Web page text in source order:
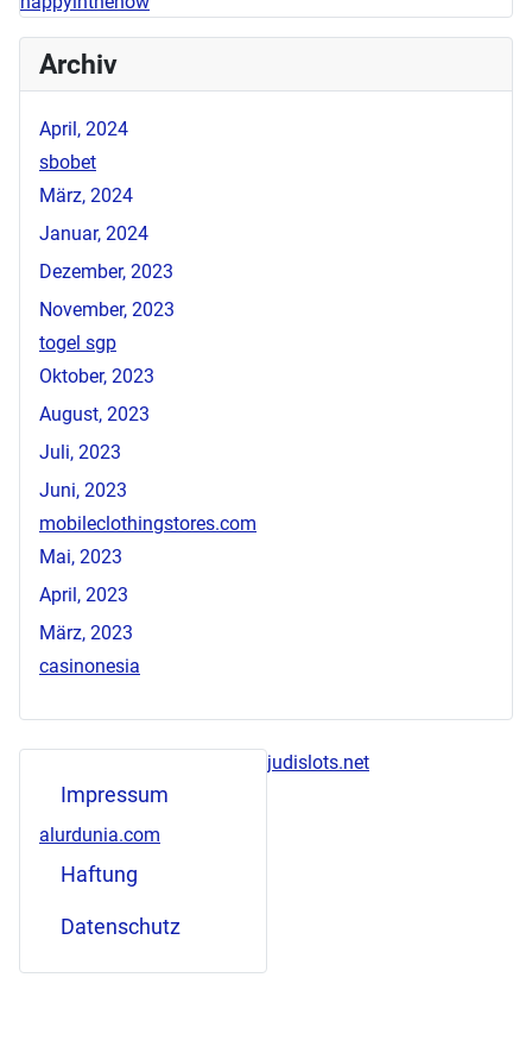
Archiv
April, 2024
sbobet
März, 2024
Januar, 2024
Dezember, 2023
November, 2023
togel sgp
Oktober, 2023
August, 2023
Juli, 2023
Juni, 2023
mobileclothingstores.com
Mai, 2023
April, 2023
März, 2023
casinonesia
Impressum
alurdunia.com
Haftung
Datenschutz
judislots.net